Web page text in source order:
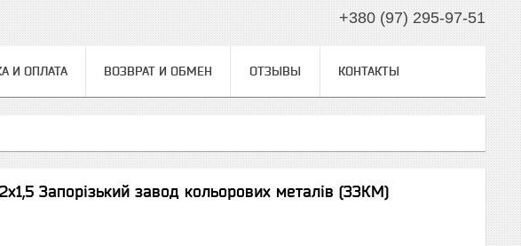
+380 (97) 295-97-51
И ОПЛАТА ВОЗВРАТ И ОБМЕН ОТЗЫВЫ КОНТАКТЫ
Запорізький завод кольорових металів (ЗЗКМ)